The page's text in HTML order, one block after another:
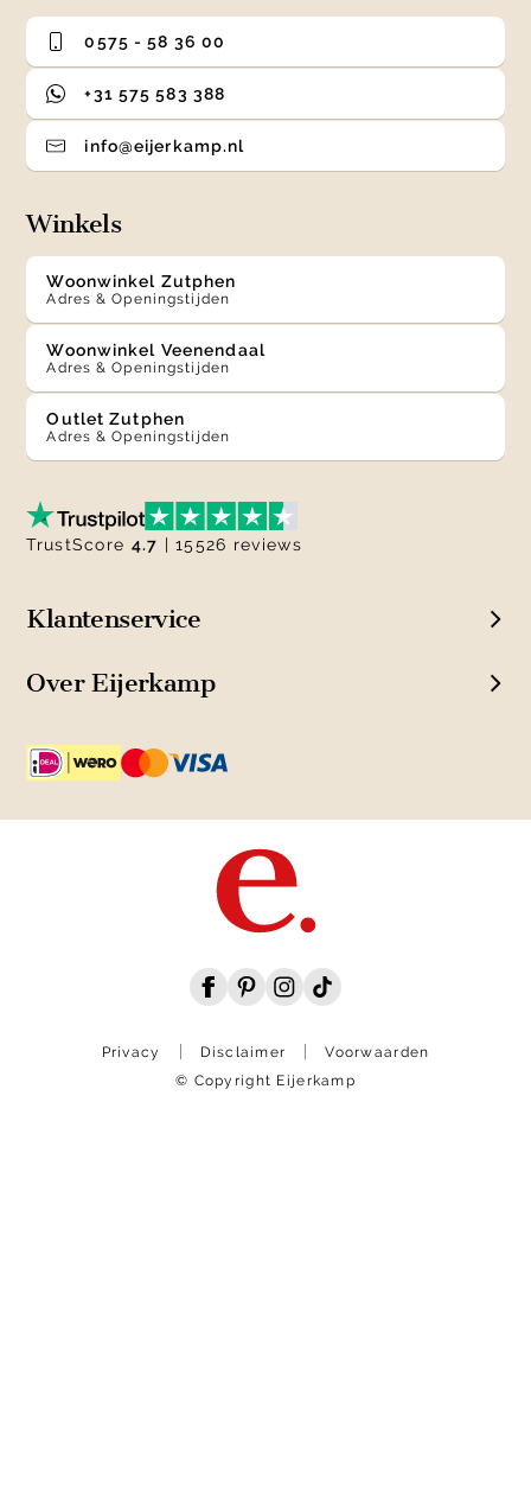
0575 - 58 36 00
+31 575 583 388
info@eijerkamp.nl
Winkels
Woonwinkel Zutphen
Adres & Openingstijden
Woonwinkel Veenendaal
Adres & Openingstijden
Outlet Zutphen
Adres & Openingstijden
Klantenservice
Over Eijerkamp
TrustScore 4.7 | 15526 reviews
Privacy Disclaimer
Voorwaarden
© Copyright Eijerkamp